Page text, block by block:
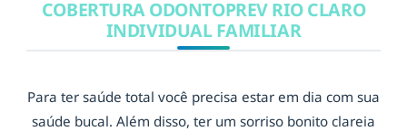
COBERTURA ODONTOPREV RIO CLARO
INDIVIDUAL FAMILIAR
Para ter saúde total você precisa estar em dia com sua
saúde bucal. Além disso, ter um sorriso bonito clareia